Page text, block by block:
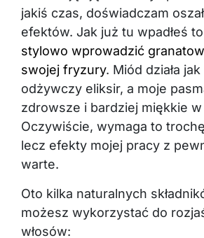
jakiś czas, doświadczam
efektów. Jak już tu wpadłeś
stylowo wprowadzić
swojej fryzury. Miód działa
odżywczy eliksir, a moje
zdrowsze i bardziej miękkie
Oczywiście, wymaga to
lecz efekty mojej pracy z
warte.
Oto kilka naturalnych
możesz wykorzystać do
włosów: